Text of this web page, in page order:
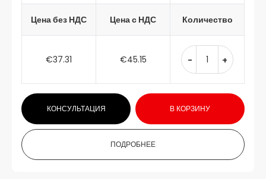
Цена без НДС Цена с НДС Количество
€37.31 €45.15 - +
КОНСУЛЬТАЦИЯ В КОРЗИНУ
ПОДРОБНЕЕ